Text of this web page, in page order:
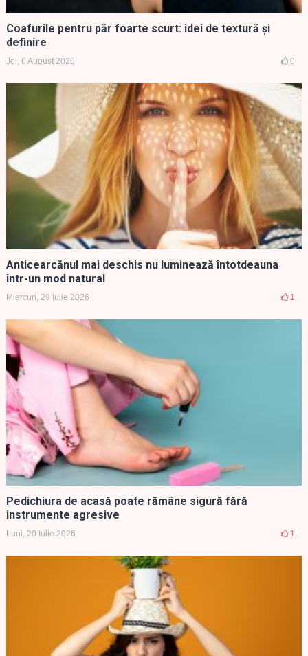
Coafurile pentru păr foarte scurt: idei de textură și
definire
Joi, 6 August 2026 0
Anticearcănul mai deschis nu luminează întotdeauna
într-un mod natural
Miercuri, 29 Iulie 2026 1
Pedichiura de acasă poate rămâne sigură fără
instrumente agresive
Luni, 20 Iulie 2026 1